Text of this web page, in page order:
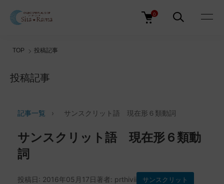
0
TOP 投稿記事
投稿記事
記事一覧 › サンスクリット語 現在形６類動詞
サンスクリット語 現在形６類動
詞
投稿日: 2016年05月17日著者: prthivii サンスクリット